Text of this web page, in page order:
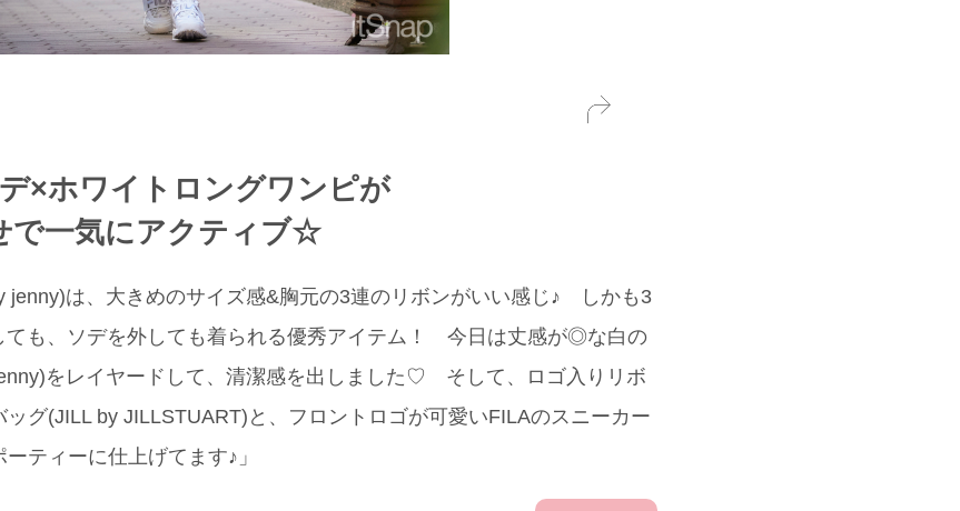
×ホワイトロングワンピが
で一気にアクティブ☆
jenny)は、大きめのサイズ感&胸元の3連のリボンがいい感じ♪ しかも3
ても、ソデを外しても着られる優秀アイテム！ 今日は丈感が◎な白の
をレイヤードして、清潔感を出しました♡ そして、ロゴ入りリボ
グ(JILL by JILLSTUART)と、フロントロゴが可愛いFILAのスニーカー
ティーに仕上げてます♪」